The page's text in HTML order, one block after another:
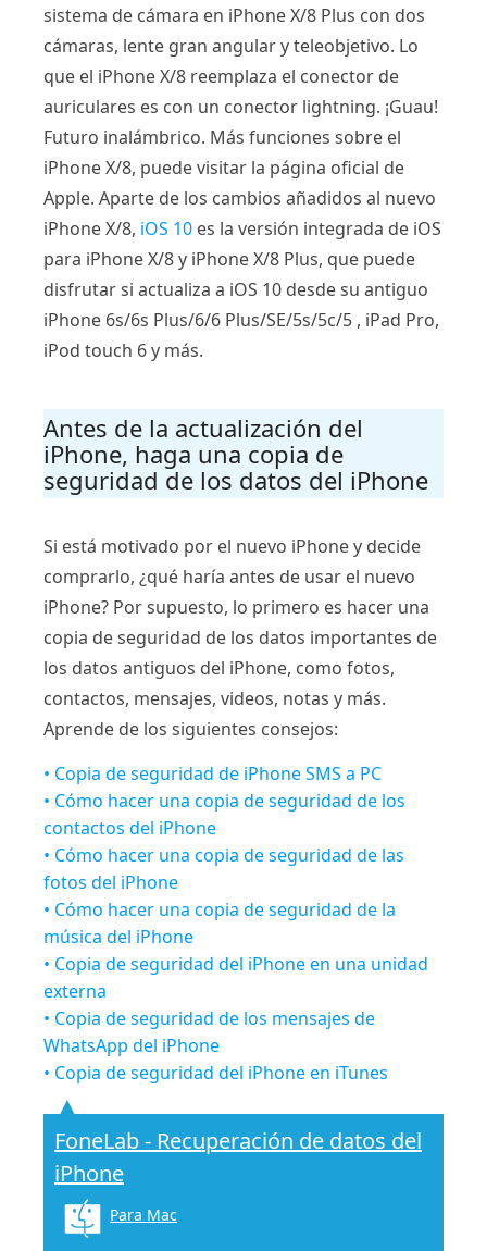
sistema de cámara en iPhone X/8 Plus con dos
cámaras, lente gran angular y teleobjetivo. Lo
que el iPhone X/8 reemplaza el conector de
auriculares es con un conector lightning. ¡Guau!
Futuro inalámbrico. Más funciones sobre el
iPhone X/8, puede visitar la página oficial de
Apple. Aparte de los cambios añadidos al nuevo
iPhone X/8, iOS 10 es la versión integrada de iOS
para iPhone X/8 y iPhone X/8 Plus, que puede
disfrutar si actualiza a iOS 10 desde su antiguo
iPhone 6s/6s Plus/6/6 Plus/SE/5s/5c/5 , iPad Pro,
iPod touch 6 y más.
Antes de la actualización del
iPhone, haga una copia de
seguridad de los datos del iPhone
Si está motivado por el nuevo iPhone y decide
comprarlo, ¿qué haría antes de usar el nuevo
iPhone? Por supuesto, lo primero es hacer una
copia de seguridad de los datos importantes de
los datos antiguos del iPhone, como fotos,
contactos, mensajes, videos, notas y más.
Aprende de los siguientes consejos:
• Copia de seguridad de iPhone SMS a PC
• Cómo hacer una copia de seguridad de los
contactos del iPhone
• Cómo hacer una copia de seguridad de las
fotos del iPhone
• Cómo hacer una copia de seguridad de la
música del iPhone
• Copia de seguridad del iPhone en una unidad
externa
• Copia de seguridad de los mensajes de
WhatsApp del iPhone
• Copia de seguridad del iPhone en iTunes
FoneLab - Recuperación de datos del
iPhone
Para Mac